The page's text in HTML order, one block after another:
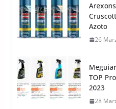
3
TOP
2023
28
Bidone
Bidoni
6